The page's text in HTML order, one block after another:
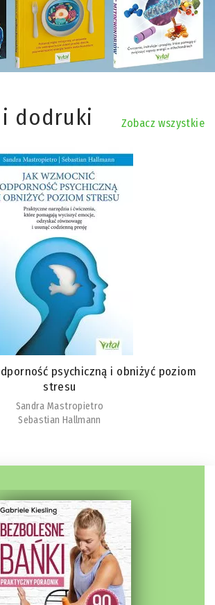
i dodruki Zobacz wszystkie
psychiczną i obniżyć poziom
stresu
Sandra Mastropietro
Sebastian Hallmann